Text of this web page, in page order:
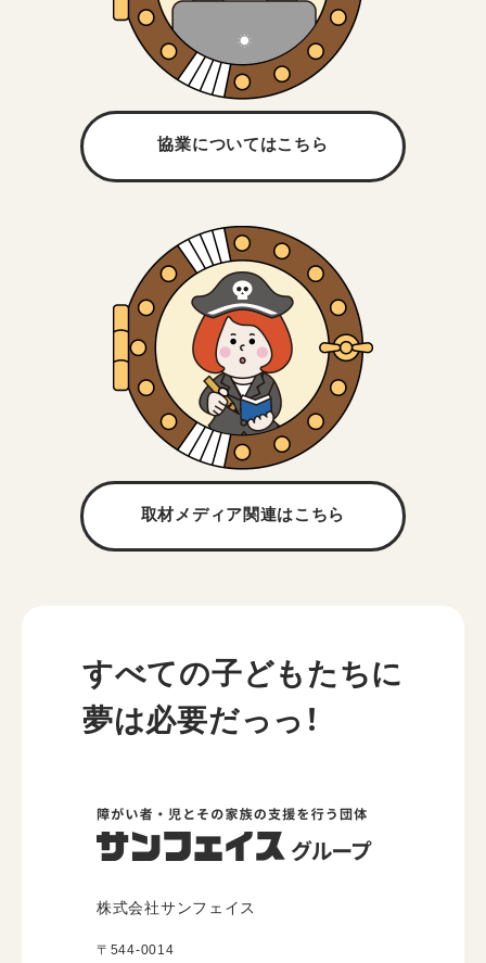
協業についてはこちら
取材メディア関連はこちら
すべての子どもたちに
夢は必要だっっ！
株式会社サンフェイス
〒544-0014